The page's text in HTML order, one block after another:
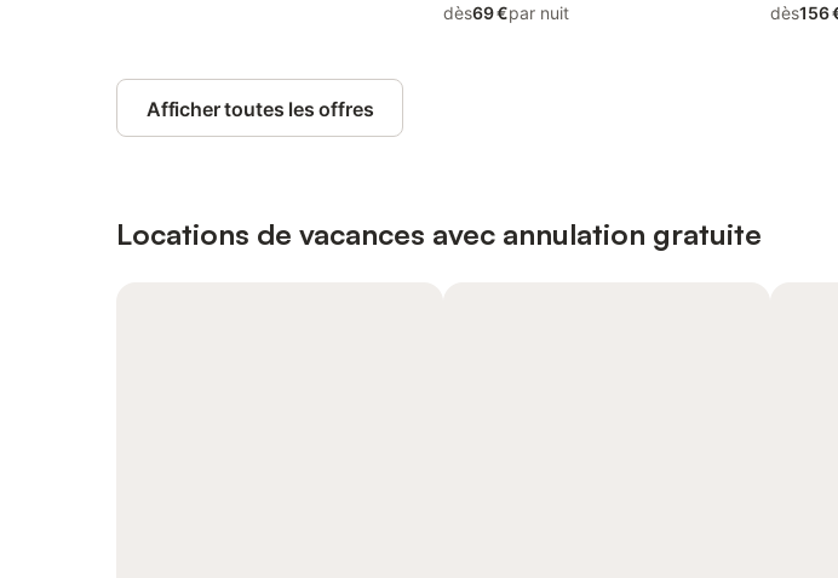
dès69 €par nuit
dès156
Afficher toutes les offres
Locations de vacances avec annulation gratuite